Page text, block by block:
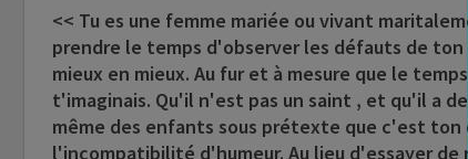
<< Tu es une femme mariée ou vivant
prendre le temps d'observer les défauts de ton
mieux en mieux. Au fur et à mesure que le
t'imaginais. Qu'il n'est pas un saint , et qu'il a
même des enfants sous prétexte que c'est ton
l'incompatibilité d'humeur. Au lieu d'essayer